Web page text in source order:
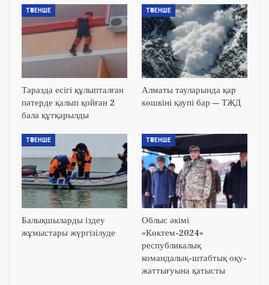
ТӨТЕНШЕ
Таразда есігі құлыпталған
пәтерде қалып қойған 2
бала құтқарылды
ТӨТЕНШЕ
Алматы тауларында қар
көшкіні қаупі бар — ТЖД
ТӨТЕНШЕ
Балықшыларды іздеу
жұмыстары жүргізілуде
ТӨТЕНШЕ
Облыс әкімі
«Көктем-2024»
республикалық
командалық-штабтық оқу-
жаттығуына қатысты